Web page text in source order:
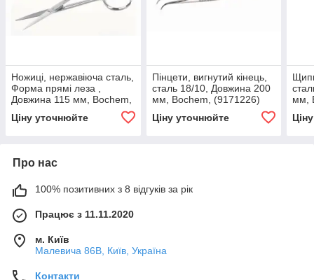
Ножиці, нержавіюча сталь,
Форма прямі леза ,
Довжина 115 мм, Bochem,
Ціну уточнюйте
Пінцети, вигнутий кінець,
сталь 18/10, Довжина 200
мм, Bochem, (9171226)
Ціну уточнюйте
мм,
Про нас
100% позитивних з 8 відгуків за рік
Працює з 11.11.2020
м. Київ
Малевича 86В, Київ, Україна
Контакти